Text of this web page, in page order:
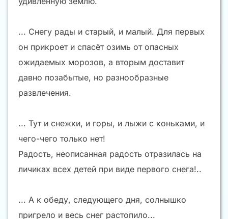
... Снегу рады и старый, и малый. Для первых
он прикроет и спасёт озимь от опасных
ожидаемых морозов, а вторым доставит
давно позабытые, но разнообразные
развлечения.
... Тут и снежки, и горы, и лыжи с коньками, и
чего-чего только нет!
Радость, неописанная радость отразилась на
личиках всех детей при виде первого снега!..
... А к обеду, следующего дня, солнышко
пригрело и весь снег растопило...